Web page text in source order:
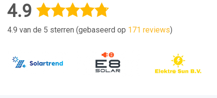
4.9
4.9 van de 5 sterren (gebaseerd op 171 reviews)